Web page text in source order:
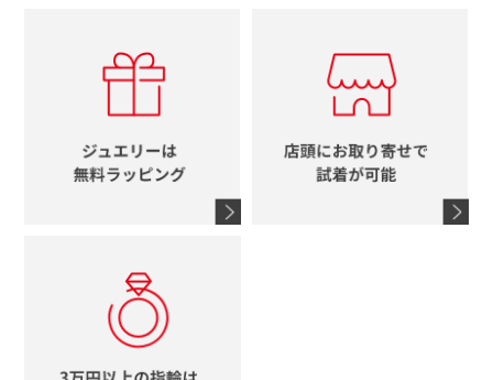
ブルガリ
グッチ
スタージュエリー
コーチ
ブランドアイテムをすべて見る
時計をすべて見る
ルイヴィトン
エルメス
シャネル
イニシャル